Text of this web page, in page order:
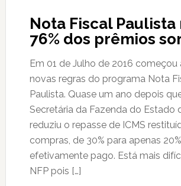
Nota Fiscal Paulista
76% dos prêmios
Em 01 de Julho de 2016 começou
novas regras do programa Nota
Paulista. Quase um ano depois
Secretária da Fazenda do Estado
reduziu o repasse de ICMS
compras, de 30% para apenas
efetivamente pago. Está mais
NFP pois […]